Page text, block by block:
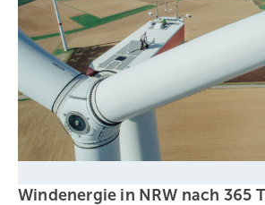
Windenergie in NRW nach 365